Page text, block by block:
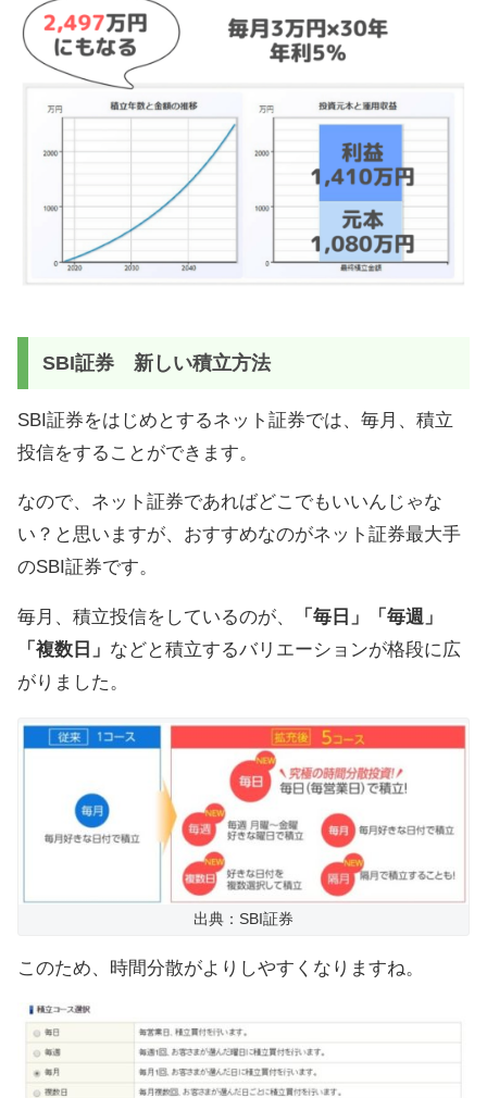
SBI証券 新しい積立方法
SBI証券をはじめとするネット証券では、毎月、積立
投信をすることができます。
なので、ネット証券であればどこでもいいんじゃな
い？と思いますが、おすすめなのがネット証券最大手
のSBI証券です。
毎月、積立投信をしているのが、
「毎日」「毎週」
「複数日」 などと積立するバリエーションが格段に広
がりました。
出典：SBI証券
このため、時間分散がよりしやすくなりますね。